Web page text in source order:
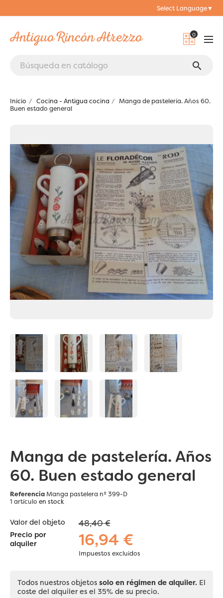
Select Language▼
0
search
Inicio Cocina - Antigua cocina
Manga de pastelería. Años 60.
Buen estado general
Manga de pastelería. Años
60. Buen estado general
ReferenciaManga pastelera nº 399-D
1 artículo en stock
Valor del objeto 48,40 €
Precio por
alquiler
16,94 €
Impuestos excluidos
Todos nuestros objetos solo en régimen de alquiler. El
coste del alquiler es el 35% de su precio.